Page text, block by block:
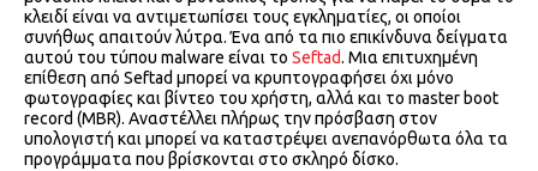
κλειδί είναι να αντιμετωπίσει τους εγκληματίες, οι οποίοι
συνήθως απαιτούν λύτρα. Ένα από τα πιο επικίνδυνα δείγματα
αυτού του τύπου malware είναι το Seftad. Μια επιτυχημένη
επίθεση από Seftad μπορεί να κρυπτογραφήσει όχι μόνο
φωτογραφίες και βίντεο του χρήστη, αλλά και το master boot
record (MBR). Αναστέλλει πλήρως την πρόσβαση στον
υπολογιστή και μπορεί να καταστρέψει ανεπανόρθωτα όλα τα
προγράμματα που βρίσκονται στο σκληρό δίσκο.